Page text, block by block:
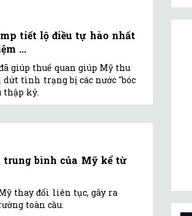
tiết lộ điều tự hào nhất
...
giúp thuế quan giúp Mỹ thu
tình trạng bị các nước "bóc
thập kỷ.
trung bình của Mỹ kể từ
thay đổi liên tục, gây ra
toàn cầu.